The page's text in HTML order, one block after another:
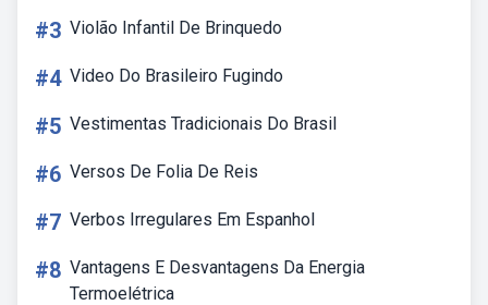
#3 Violão Infantil De Brinquedo
#4 Video Do Brasileiro Fugindo
#5 Vestimentas Tradicionais Do Brasil
#6 Versos De Folia De Reis
#7 Verbos Irregulares Em Espanhol
#8 Vantagens E Desvantagens Da Energia
Termoelétrica